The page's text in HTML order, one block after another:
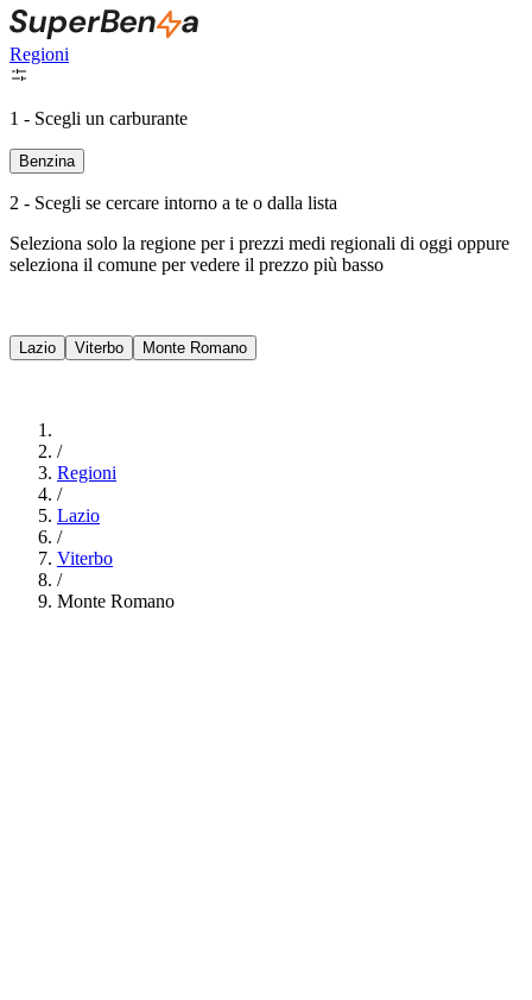
Regioni
1 - Scegli un carburante
Benzina
2 - Scegli se cercare intorno a te o dalla lista
Seleziona solo la regione per i prezzi medi regionali di oggi oppure
seleziona il comune per vedere il prezzo più basso
Lazio Viterbo Monte Romano
/
Regioni
/
Lazio
/
Viterbo
/
Monte Romano